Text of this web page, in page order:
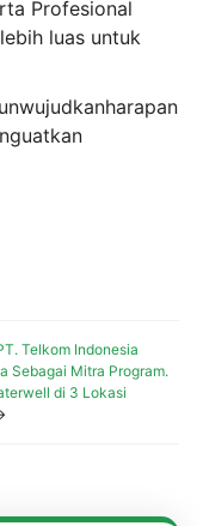
Profesional
luas untuk
Telkom Indonesia
Sebagai Mitra Program.
di 3 Lokasi